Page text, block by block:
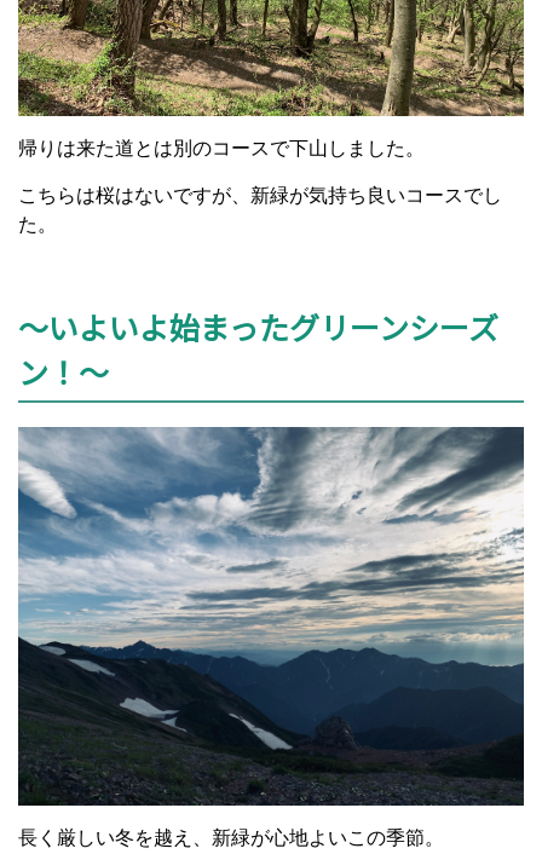
帰りは来た道とは別のコースで下山しました。
こちらは桜はないですが、新緑が気持ち良いコースでし
た。
～いよいよ始まったグリーンシーズ
ン！～
長く厳しい冬を越え、新緑が心地よいこの季節。